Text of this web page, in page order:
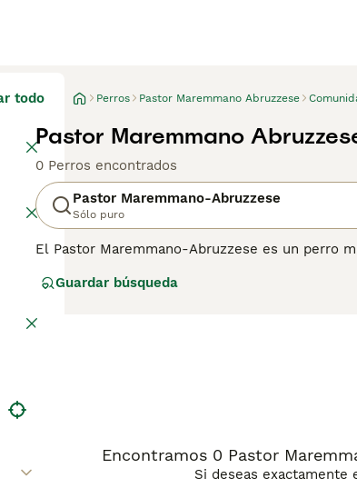
todo Perros Pastor Maremmano Abruzzese
Pastor Maremmano
0 Perros encontrados
Pastor Maremmano-Abruzzese
Sólo puro
El Pastor Maremmano-Abruzzese es un perro
amables y gentiles. Los Maremmanos son
vez en España. Sin embargo, si quieres
página de consejos de compra de
Guardar búsqueda
Encontramos 0 Pastor
Si deseas exactamente